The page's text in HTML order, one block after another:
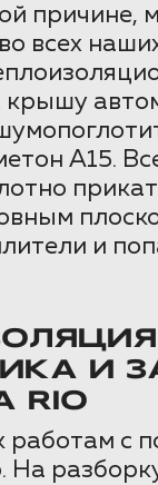
причине,
всех
крышу
А15.
и
И
RIO
работам с
На